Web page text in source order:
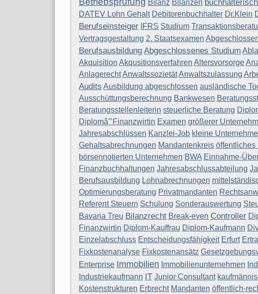
Bilanz Bilanzen
DATEV Lohn Gehalt Debitorenbuchhalter Dr.Klein
Berufseinsteiger IFRS Studium
Vertragsgestaltung 2. Staatsexamen
Berufsausbildung Abgeschlossenes Studium
Akquisition Akqusitionsverfahren Altersvorsorge
AnlagerechtAnwaltssozietätAnwaltszulassung
Audits Ausbildung abgeschlossen ausländische
Ausschüttungsberechnung Bankwesen
Beratungsstellenleiterin steuerliche Beratung
Diplomâˆ’Finanzwirtin Examen größerer
Jahresabschlüssen Kanzlei-Job kleine
Gehaltsabrechnungen Mandantenkreis öffentliches
börsennotierten Unternehmen BWA Einnahme-
Finanzbuchhaltungen Jahresabschlussabteilung
Berufsausbildung Lohnabrechnungen
Optimierungsberatung Privatmandanten
Referent Steuern Schulung Sonderauswertung
Bavaria Treu Bilanzrecht Break-even Controller
Finanzwirtin Diplom-Kauffrau Diplom-Kaufmann
Einzelabschluss Entscheidungsfähigkeit Erfurt
Fixkostenanalyse Fixkostenansätz
Enterprise Immobilien Immobilienunternehmen
Industriekaufmann IT Junior Consultant
Kostenstrukturen Erbrecht Mandanten öffentlich-